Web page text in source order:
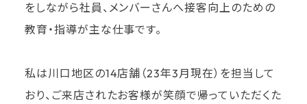
をしながら社員、メンバーさんへ接客向上のための
教育・指導が主な仕事です。
私は川口地区の14店舗（23年3月現在）を担当して
おり、ご来店されたお客様が笑顔で帰っていただくた